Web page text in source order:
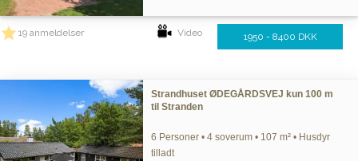
19 anmeldelser Video 1950 - 8400 DKK
Strandhuset ØDEGÅRDSVEJ kun 100 m
til Stranden
6 Personer • 4 soverum • 107 m² • Husdyr
tilladt